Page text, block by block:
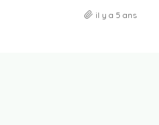
il y a 5 ans